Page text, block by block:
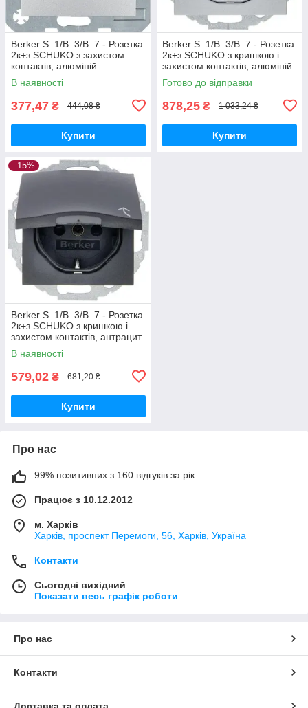
Berker S. 1/B. 3/B. 7 - Розетка
2к+з SCHUKO з захистом
контактів, алюміній
В наявності
377,47 ₴ 444,08 ₴
Купити
Berker S. 1/B. 3/B. 7 - Розетка
2к+з SCHUKO з кришкою і
захистом контактів, алюміній
Готово до відправки
878,25 ₴ 1 033,24 ₴
Купити
–15%
Berker S. 1/B. 3/B. 7 - Розетка
2к+з SCHUKO з кришкою і
захистом контактів, антрацит
В наявності
579,02 ₴ 681,20 ₴
Купити
Про нас
99% позитивних з 160 відгуків за рік
Працює з 10.12.2012
м. Харків
Харків, проспект Перемоги, 56, Харків, Україна
Контакти
Сьогодні вихідний
Показати весь графік роботи
Про нас
Контакти